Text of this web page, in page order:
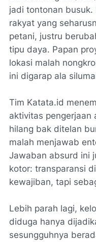
jadi tontonan busuk.
rakyat yang
petani, justru
tipu daya. Papan
lokasi malah
ini digarap ala
Tim Katata.id
aktivitas pengerjaan
hilang bak ditelan
malah menjawab
Jawaban absurd ini
kotor: transparansi
kewajiban, tapi
Lebih parah lagi,
diduga hanya
sesungguhnya